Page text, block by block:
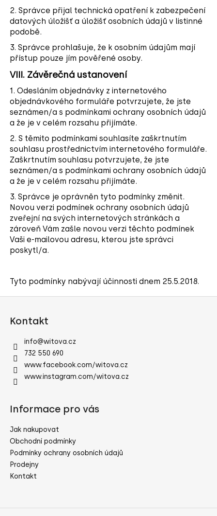
2. Správce přijal technická opatření k zabezpečení
datových úložišť a úložišť osobních údajů v listinné
podobě.
3. Správce prohlašuje, že k osobním údajům mají
přístup pouze jím pověřené osoby.
VIII. Závěrečná ustanovení
1. Odesláním objednávky z internetového
objednávkového formuláře potvrzujete, že jste
seznámen/a s podmínkami ochrany osobních údajů
a že je v celém rozsahu přijímáte.
2. S těmito podmínkami souhlasíte zaškrtnutím
souhlasu prostřednictvím internetového formuláře.
Zaškrtnutím souhlasu potvrzujete, že jste
seznámen/a s podmínkami ochrany osobních údajů
a že je v celém rozsahu přijímáte.
3. Správce je oprávněn tyto podmínky změnit.
Novou verzi podmínek ochrany osobních údajů
zveřejní na svých internetových stránkách a
zároveň Vám zašle novou verzi těchto podmínek
Vaši e-mailovou adresu, kterou jste správci
poskytl/a.
Tyto podmínky nabývají účinnosti dnem 25.5.2018.
Kontakt
info@witova.cz
732 550 690
www.facebook.com/witova.cz
www.instagram.com/witova.cz
Informace pro vás
Jak nakupovat
Obchodní podmínky
Podmínky ochrany osobních údajů
Prodejny
Kontakt